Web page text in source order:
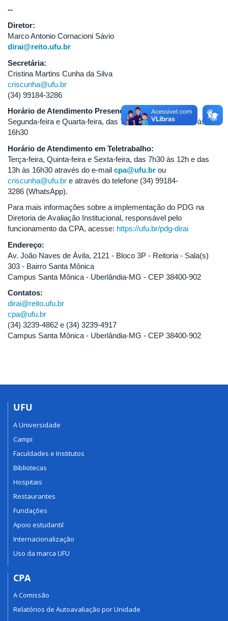
--
Diretor:
Marco Antonio Cornacioni Sávio
dirai@reito.ufu.br
Secretária:
Cristina Martins Cunha da Silva
criscunha@ufu.br
(34) 99184-3286
Horário de Atendimento Presencial:
Segunda-feira e Quarta-feira, das 7h30 às 12h e das 13h às
16h30
Horário de Atendimento em Teletrabalho:
Terça-feira, Quinta-feira e Sexta-feira, das 7h30 às 12h e das
13h às 16h30 através do e-mail cpa@ufu.br ou
criscunha@ufu.br e através do telefone (34) 99184-
3286 (WhatsApp).
Para mais informações sobre a implementação do PDG na
Diretoria de Avaliação Institucional, responsável pelo
funcionamento da CPA, acesse: https://ufu.br/pdg-dirai
Endereço:
Av. João Naves de Ávila, 2121 - Bloco 3P - Reitoria - Sala(s)
303 - Bairro Santa Mônica
Campus Santa Mônica - Uberlândia-MG - CEP 38400-902
Contatos:
dirai@reito.ufu.br
cpa@ufu.br
(34) 3239-4862 e (34) 3239-4917
Campus Santa Mônica - Uberlândia-MG - CEP 38400-902
UFU
A Universidade
Campi
Faculdades e Institutos
Bibliotecas
Hospitais
Restaurantes
Fundações
Apoio estudantil
Internacionalização
Uso da marca UFU
CPA
A Comissão
Relatórios de Autoavaliação por Unidade